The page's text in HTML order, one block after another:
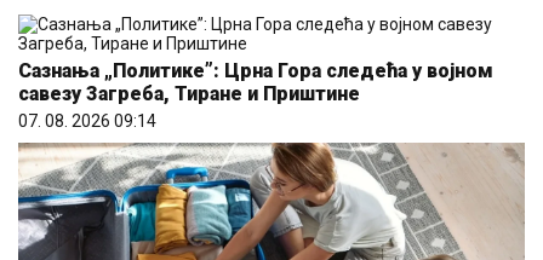
Сазнања „Политике”: Црна Гора следећа у војном
савезу Загреба, Тиране и Приштине
07. 08. 2026 09:14